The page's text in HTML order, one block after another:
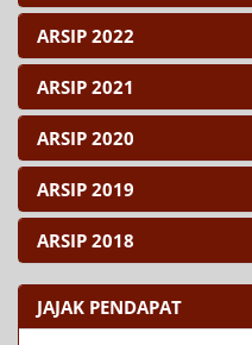
ARSIP 2022
ARSIP 2021
ARSIP 2020
ARSIP 2019
ARSIP 2018
JAJAK PENDAPAT